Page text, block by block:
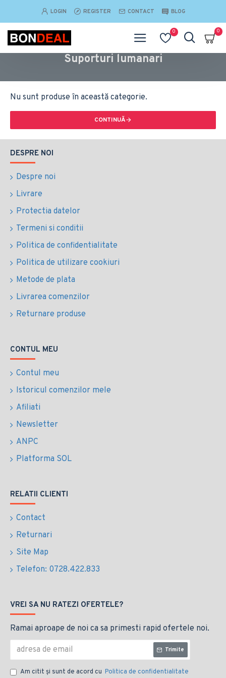
LOGIN REGISTER CONTACT BLOG
0 0
Suporturi lumanari
Nu sunt produse în această categorie.
CONTINUĂ
DESPRE NOI
Despre noi
Livrare
Protectia datelor
Termeni si conditii
Politica de confidentialitate
Politica de utilizare cookiuri
Metode de plata
Livrarea comenzilor
Returnare produse
CONTUL MEU
Contul meu
Istoricul comenzilor mele
Afiliati
Newsletter
ANPC
Platforma SOL
RELATII CLIENTI
Contact
Returnari
Site Map
Telefon: 0728.422.833
VREI SA NU RATEZI OFERTELE?
Ramai aproape de noi ca sa primesti rapid ofertele noi.
Trimite
Am citit şi sunt de acord cu Politica de confidentialitate